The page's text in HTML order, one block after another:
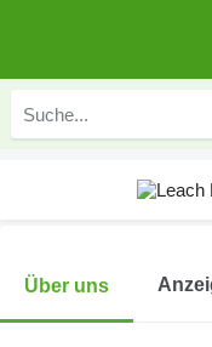
Über uns